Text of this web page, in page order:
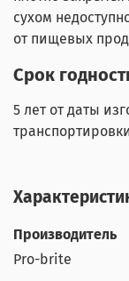
сухом
от пищевых
Срок
5 лет от даты
Производитель
Pro-brite